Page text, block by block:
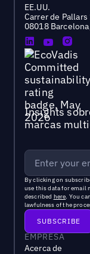
EE.UU.
Carrer de Pallars
08018
Insights
marcas
By clicking on
use this data for email
described here. You
lawfulness of the
EMPRESA
Acerca de